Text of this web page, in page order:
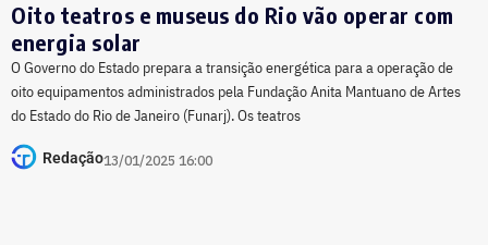
Oito teatros e museus do Rio vão operar com
energia solar
O Governo do Estado prepara a transição energética para a operação de
oito equipamentos administrados pela Fundação Anita Mantuano de Artes
do Estado do Rio de Janeiro (Funarj). Os teatros
Redação13/01/2025 16:00